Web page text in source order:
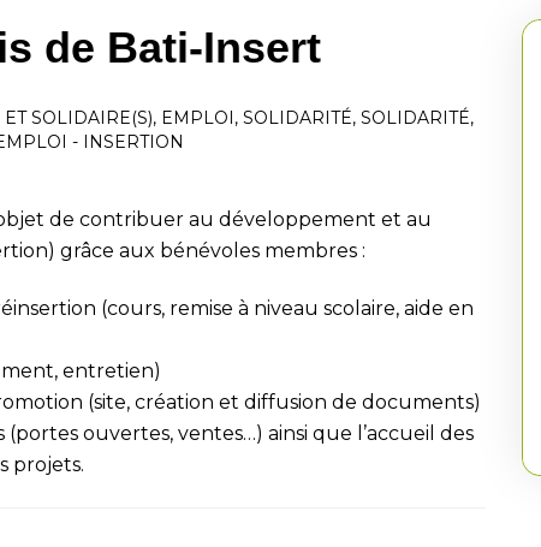
de Bati-Insert
SOLIDAIRE(S), EMPLOI, SOLIDARITÉ, SOLIDARITÉ,
- INSERTION
objet de contribuer au développement et au
grâce aux bénévoles membres :
(cours, remise à niveau scolaire, aide en
entretien)
(site, création et diffusion de documents)
(portes ouvertes, ventes…) ainsi que l’accueil des
projets.